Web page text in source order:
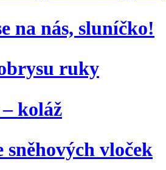
na nás, sluníčko!
ruky
koláž
sněhových vloček